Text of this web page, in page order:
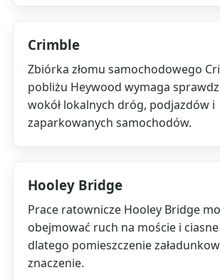
Crimble
Zbiórka złomu samochodowego
pobliżu Heywood wymaga
wokół lokalnych dróg, podjazdów i
zaparkowanych samochodów.
Hooley Bridge
Prace ratownicze Hooley Bridge
obejmować ruch na moście i
dlatego pomieszczenie
znaczenie.